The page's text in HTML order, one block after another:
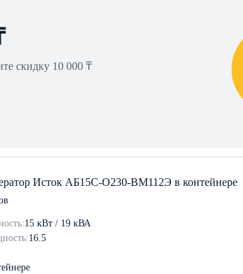
скидку 10 000 ₸
Исток АБ15С-О230-ВМ112Э в контейнере
15 кВт / 19 кВА
16.5